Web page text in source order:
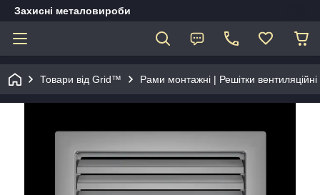
Захисні металовироби
Товари від Grid™ Рами монтажні | Решітки